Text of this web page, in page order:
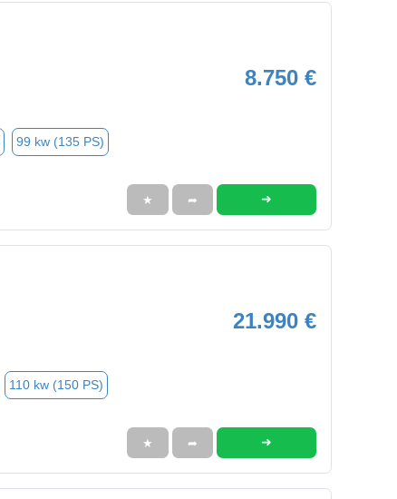
8.750 €
99 kw (135 PS)
★ ➦ ➜
21.990 €
110 kw (150 PS)
★ ➦ ➜